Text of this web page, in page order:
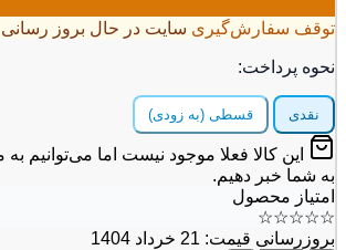
توقف سفارش‌گیری سایت در حال بروز رسانی
نحوه پرداخت:
نقدی قسطی (به زودی)
این کالا فعلا موجود نیست اما می‌توانیم
به شما خبر دهیم.
امتیاز محصول
☆
☆
☆
☆
☆
بروزرسانی قیمت: 21 خرداد 1404